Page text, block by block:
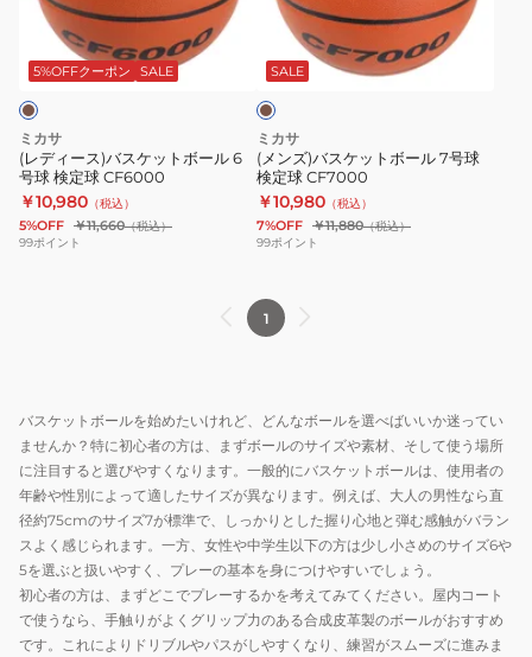
CF6000-
NEO
ケ
ッ
ト
ボ
ー
ル
6
5%OFFクーポン SALE
ミカサ
(レディース)バスケットボール 6
号球 検定球 CF6000
￥10,980 （税込）
5%OFF ￥11,660（税込）
99ポイント
ト
ボ
ー
ル
7
号
球
定
球
SALE
ブ
ラ
ウ
ミカサ
(メンズ)バスケットボール 7号球
検定球 CF7000
￥10,980 （税込）
7%OFF ￥11,880（税込）
99ポイント
1
バスケットボールを始めたいけれど、どんなボールを選べばいいか迷ってい
ませんか？特に初心者の方は、まずボールのサイズや素材、そして使う場所
に注目すると選びやすくなります。一般的にバスケットボールは、使用者の
年齢や性別によって適したサイズが異なります。例えば、大人の男性なら直
径約75cmのサイズ7が標準で、しっかりとした握り心地と弾む感触がバラン
スよく感じられます。一方、女性や中学生以下の方は少し小さめのサイズ6や
5を選ぶと扱いやすく、プレーの基本を身につけやすいでしょう。
初心者の方は、まずどこでプレーするかを考えてみてください。屋内コート
で使うなら、手触りがよくグリップ力のある合成皮革製のボールがおすすめ
です。これによりドリブルやパスがしやすくなり、練習がスムーズに進みま